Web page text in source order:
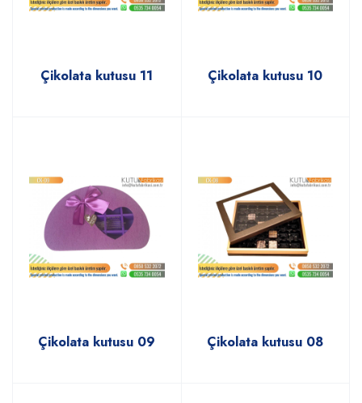
Çikolata kutusu 11 Çikolata kutusu 10
Çikolata kutusu 09 Çikolata kutusu 08